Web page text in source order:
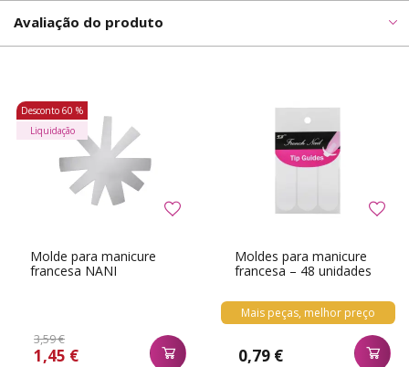
Avaliação do produto
Molde para manicure
francesa NANI
3,59 €
1,45 €
Desconto 60 %
Liquidação
Moldes para manicure
francesa – 48 unidades
Mais peças, melhor preço
0,79 €